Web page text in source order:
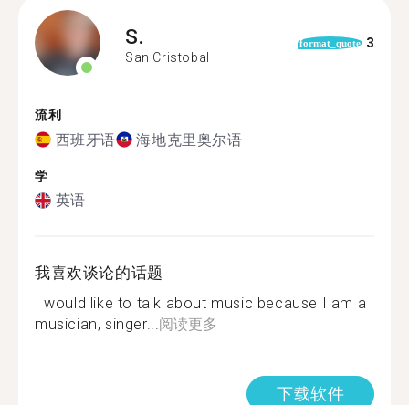
S.
San Cristobal
format_quote 3
流利
西班牙语 海地克里奥尔语
学
英语
我喜欢谈论的话题
I would like to talk about music because I am a
musician, singer...阅读更多
下载软件